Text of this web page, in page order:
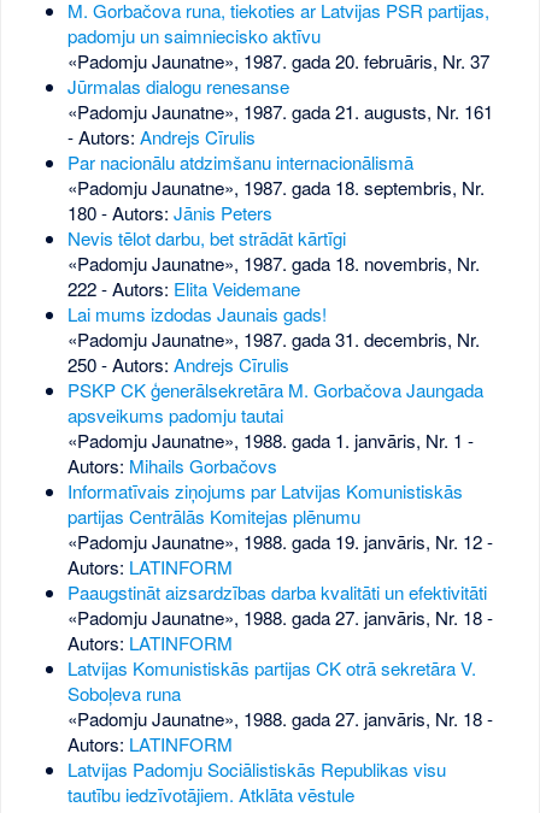
M. Gorbačova runa, tiekoties ar Latvijas PSR partijas,
padomju un saimniecisko aktīvu
«Padomju Jaunatne», 1987. gada 20. februāris, Nr. 37
Jūrmalas dialogu renesanse
«Padomju Jaunatne», 1987. gada 21. augusts, Nr. 161
- Autors: Andrejs Cīrulis
Par nacionālu atdzimšanu internacionālismā
«Padomju Jaunatne», 1987. gada 18. septembris, Nr.
180- Autors: Jānis Peters
Nevis tēlot darbu, bet strādāt kārtīgi
«Padomju Jaunatne», 1987. gada 18. novembris, Nr.
222- Autors: Elita Veidemane
Lai mums izdodas Jaunais gads!
«Padomju Jaunatne», 1987. gada 31. decembris, Nr.
250- Autors: Andrejs Cīrulis
PSKP CK ģenerālsekretāra M. Gorbačova Jaungada
apsveikums padomju tautai
«Padomju Jaunatne», 1988. gada 1. janvāris, Nr. 1 -
Autors: Mihails Gorbačovs
Informatīvais ziņojums par Latvijas Komunistiskās
partijas Centrālās Komitejas plēnumu
«Padomju Jaunatne», 1988. gada 19. janvāris, Nr. 12-
Autors: LATINFORM
Paaugstināt aizsardzības darba kvalitāti un efektivitāti
«Padomju Jaunatne», 1988. gada 27. janvāris, Nr. 18-
Autors: LATINFORM
Latvijas Komunistiskās partijas CK otrā sekretāra V.
Soboļeva runa
«Padomju Jaunatne», 1988. gada 27. janvāris, Nr. 18-
Autors: LATINFORM
Latvijas Padomju Sociālistiskās Republikas visu
tautību iedzīvotājiem. Atklāta vēstule